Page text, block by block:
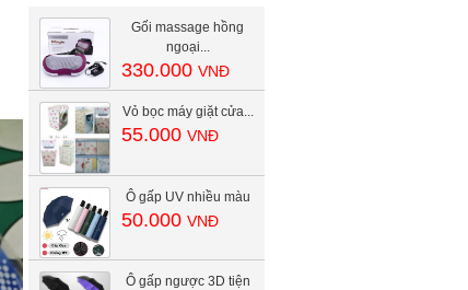
Gối massage hồng
ngoại...
330.000VNĐ
Vỏ bọc máy giặt cửa...
55.000VNĐ
Ô gấp UV nhiều màu
50.000VNĐ
Ô gấp ngược 3D tiện